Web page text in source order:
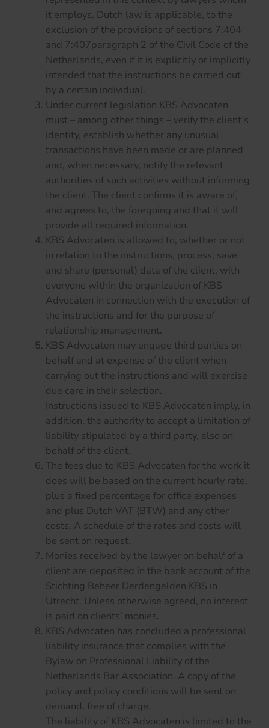
it employs. Dutch law is applicable, to the
exclusion of the provisions of sections 7:404
and 7:407paragraph 2 of the Civil Code of the
Netherlands, even if it is explicitly or implicitly
intended that the instructions be carried out
by a certain individual.
Under current legislation KBS Advocaten
must – among other things – verify the client’s
identity, establish whether any unusual
transactions have been made or are planned
and, when necessary, notify the relevant
authorities of such activities without informing
the client. The client confirms it is aware of,
and agrees to, the foregoing and that it will
provide all required information.
KBS Advocaten is allowed to, whether or not
in relation to the instructions, process, save
and share (personal) data of the client, with
everyone within the organization of KBS
Advocaten in connection with the execution of
the instructions and for the purpose of
relationship management.
KBS Advocaten may engage third parties on
behalf and at expense of the client when
carrying out the instructions and will exercise
due care in their selection.
Instructions issued to KBS Advocaten imply, in
addition, the authority to accept a limitation of
liability stipulated by a third party, also on
behalf of the client.
The fees due to KBS Advocaten for the work it
does will be based on the current hourly rate,
plus a fixed percentage for office expenses
and plus Dutch VAT (BTW) and any other
costs. A schedule of the rates and costs will
be sent on request.
Monies received by the lawyer on behalf of a
client are deposited in the bank account of the
Stichting Beheer Derdengelden KBS in
Utrecht. Unless otherwise agreed, no interest
is paid on clients’ monies.
KBS Advocaten has concluded a professional
liability insurance that complies with the
Bylaw on Professional Liability of the
Netherlands Bar Association. A copy of the
policy and policy conditions will be sent on
demand, free of charge.
The liability of KBS Advocaten is limited to the